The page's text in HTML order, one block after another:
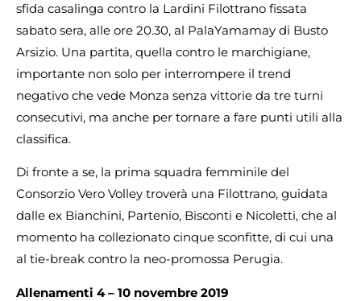
sfida casalinga contro la Lardini Filottrano fissata
sabato sera, alle ore 20.30, al PalaYamamay di Busto
Arsizio. Una partita, quella contro le marchigiane,
importante non solo per interrompere il trend
negativo che vede Monza senza vittorie da tre turni
consecutivi, ma anche per tornare a fare punti utili alla
classifica.
Di fronte a se, la prima squadra femminile del
Consorzio Vero Volley troverà una Filottrano, guidata
dalle ex Bianchini, Partenio, Bisconti e Nicoletti, che al
momento ha collezionato cinque sconfitte, di cui una
al tie-break contro la neo-promossa Perugia.
Allenamenti 4 – 10 novembre 2019